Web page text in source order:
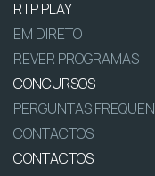
RTP PLAY
EM DIRETO
REVER PROGRAMAS
CONCURSOS
PERGUNTAS
CONTACTOS
CONTACTOS